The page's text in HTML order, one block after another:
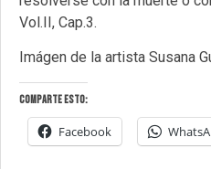
Vol.II, Cap.3.
Imágen de la artista Susana
Comparte esto:
Facebook